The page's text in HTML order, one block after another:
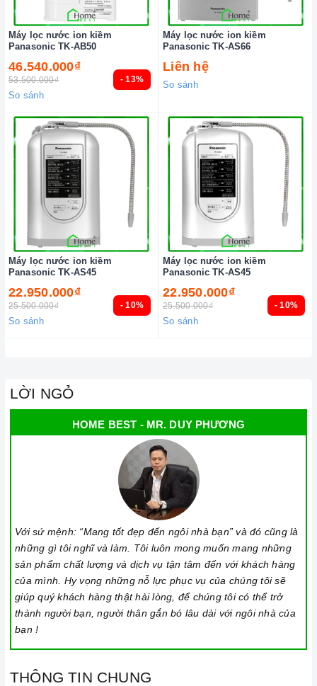
- 13%
Máy lọc nước ion kiềm
Panasonic TK-AB50
46.540.000₫
53.500.000₫
So sánh
Máy lọc nước ion kiềm
Panasonic TK-AS66
Liên hệ
So sánh
- 10%
Máy lọc nước ion kiềm
Panasonic TK-AS45
22.950.000₫
25.500.000₫
So sánh
- 10%
Máy lọc nước ion kiềm
Panasonic TK-AS45
22.950.000₫
25.500.000₫
So sánh
LỜI NGỎ
HOME BEST - MR. DUY PHƯƠNG
Với sứ mệnh: “Mang tốt đẹp đến ngôi nhà bạn” và đó cũng là
những gì tôi nghĩ và làm. Tôi luôn mong muốn mang những
sản phẩm chất lượng và dịch vụ tận tâm đến với khách hàng
của mình. Hy vọng những nỗ lực phục vụ của chúng tôi sẽ
giúp quý khách hàng thật hài lòng, để chúng tôi có thể trở
thành người bạn, người thân gắn bó lâu dài với ngôi nhà của
bạn !
THÔNG TIN CHUNG